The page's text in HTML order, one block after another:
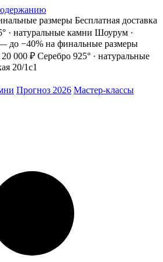
размеры Бесплатная доставка
· натуральные камни Шоурум ·
до −40% на финальные размеры
20 000 ₽ Серебро 925° · натуральные
20/1с1
Прогноз 2026 Мастер-классы